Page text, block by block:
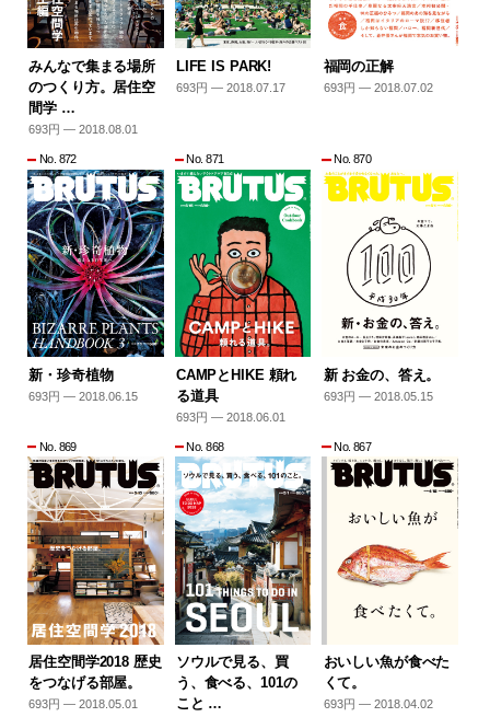
みんなで集まる場所
のつくり方。居住空
間学 …
693円 — 2018.08.01
LIFE IS PARK!
693円 — 2018.07.17
福岡の正解
693円 — 2018.07.02
No. 872
新・珍奇植物
693円 — 2018.06.15
No. 871
CAMPとHIKE 頼れ
る道具
693円 — 2018.06.01
No. 870
新 お金の、答え。
693円 — 2018.05.15
No. 869
居住空間学2018 歴史
をつなげる部屋。
693円 — 2018.05.01
No. 868
ソウルで見る、買
う、食べる、101の
こと …
No. 867
おいしい魚が食べた
くて。
693円 — 2018.04.02